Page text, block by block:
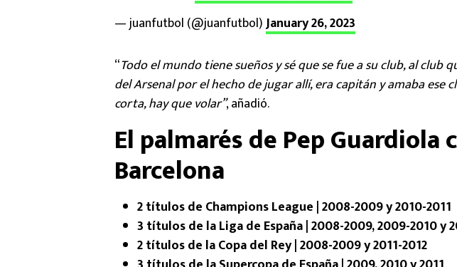
— juanfutbol (@juanfutbol)January 26, 2023
“Todo el mundo tiene sueños y sé que se fue a su club, al club
del Arsenal por el hecho de jugar allí, era capitán y amaba ese
corta, hay que volar”, añadió.
El palmarés de Pep Guardiola
Barcelona
2 títulos de Champions League | 2008-2009 y 2010-2011
3 títulos de la Liga de España | 2008-2009, 2009-2010 y
2 títulos de la Copa del Rey | 2008-2009 y 2011-2012